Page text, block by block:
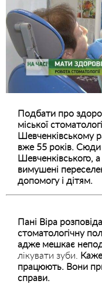
Подбати про
міської
Шевченківському
вже 55 років.
Шевченківського,
вимушені
допомогу і дітям.
Пані Віра
стоматологічну
адже мешкає
лікувати зуби.
працюють. Вони
справи.